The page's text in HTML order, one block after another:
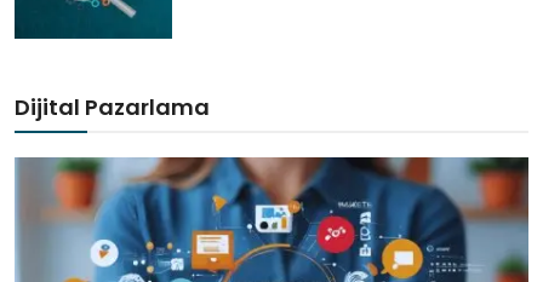
Dijital Pazarlama